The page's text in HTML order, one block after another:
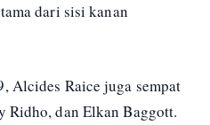
dari sisi kanan
Alcides Raice juga sempat
Ridho, dan Elkan Baggott.